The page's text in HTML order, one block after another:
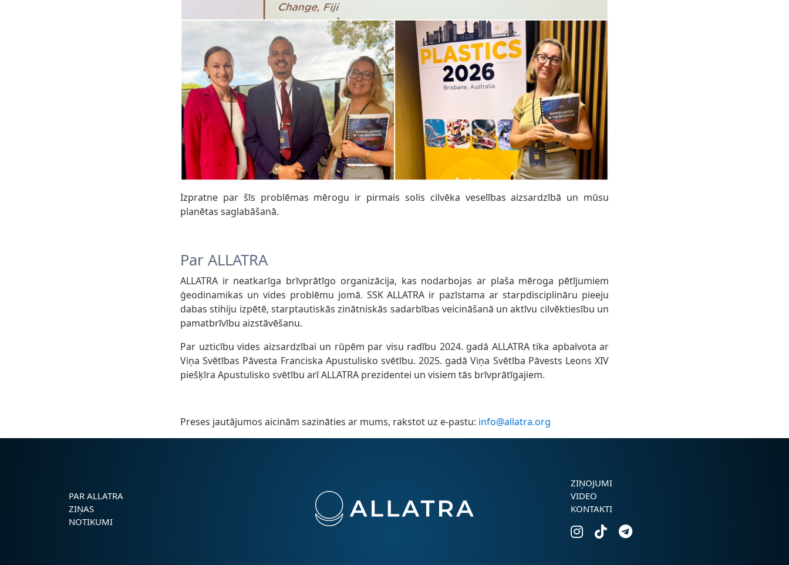
Izpratne par šīs problēmas mērogu ir pirmais solis cilvēka veselības aizsardzībā un mūsu
planētas saglabāšanā.
Par ALLATRA
ALLATRA ir neatkarīga brīvprātīgo organizācija, kas nodarbojas ar plaša mēroga pētījumiem
ģeodinamikas un vides problēmu jomā. SSK ALLATRA ir pazīstama ar starpdisciplināru pieeju
dabas stihiju izpētē, starptautiskās zinātniskās sadarbības veicināšanā un aktīvu cilvēktiesību un
pamatbrīvību aizstāvēšanu.
Par uzticību vides aizsardzībai un rūpēm par visu radību 2024. gadā ALLATRA tika apbalvota ar
Viņa Svētības Pāvesta Franciska Apustulisko svētību. 2025. gadā Viņa Svētība Pāvests Leons XIV
piešķīra Apustulisko svētību arī ALLATRA prezidentei un visiem tās brīvprātīgajiem.
Preses jautājumos aicinām sazināties ar mums, rakstot uz e-pastu: info@allatra.org
PAR ALLATRA
ZIŅAS
NOTIKUMI
ZIŅOJUMI
VIDEO
KONTAKTI